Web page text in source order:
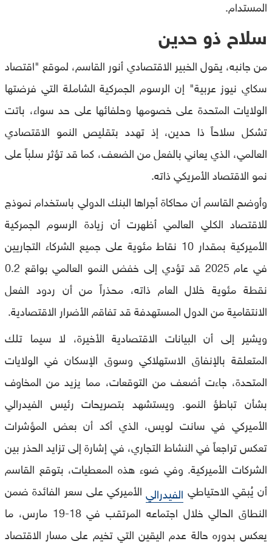
المستدام.
سلاح ذو حدين
من جانبه، يقول الخبير الاقتصادي أنور القاسم، لموقع "اقتصاد
سكاي نيوز عربية" إن الرسوم الجمركية الشاملة التي فرضتها
الولايات المتحدة على خصومها وحلفائها على حد سواء، باتت
تشكل سلاحاً ذا حدين، إذ تهدد بتقليص النمو الاقتصادي
العالمي، الذي يعاني بالفعل من الضعف، كما قد تؤثر سلباً على
نمو الاقتصاد الأمريكي ذاته.
وأوضح القاسم أن محاكاة أجراها البنك الدولي باستخدام نموذج
للاقتصاد الكلي العالمي أظهرت أن زيادة الرسوم الجمركية
الأميركية بمقدار 10 نقاط مئوية على جميع الشركاء التجاريين
في عام 2025 قد تؤدي إلى خفض النمو العالمي بواقع 0.2
نقطة مئوية خلال العام ذاته، محذراً من أن ردود الفعل
الانتقامية من الدول المستهدفة قد تفاقم الأضرار الاقتصادية.
ويشير إلى أن البيانات الاقتصادية الأخيرة، لا سيما تلك
المتعلقة بالإنفاق الاستهلاكي وسوق الإسكان في الولايات
المتحدة، جاءت أضعف من التوقعات، مما يزيد من المخاوف
بشأن تباطؤ النمو. ويستشهد بتصريحات رئيس الفيدرالي
الأميركي في سانت لويس، الذي أكد أن بعض المؤشرات
تعكس تراجعاً في النشاط التجاري، في إشارة إلى تزايد الحذر بين
الشركات الأميركية. وفي ضوء هذه المعطيات، بتوقع القاسم
أن يُبقي الاحتياطي الفيدرالي الأميركي على سعر الفائدة ضمن
النطاق الحالي خلال اجتماعه المرتقب في 18-19 مارس، ما
يعكس بدوره حالة عدم اليقين التي تخيم على مسار الاقتصاد